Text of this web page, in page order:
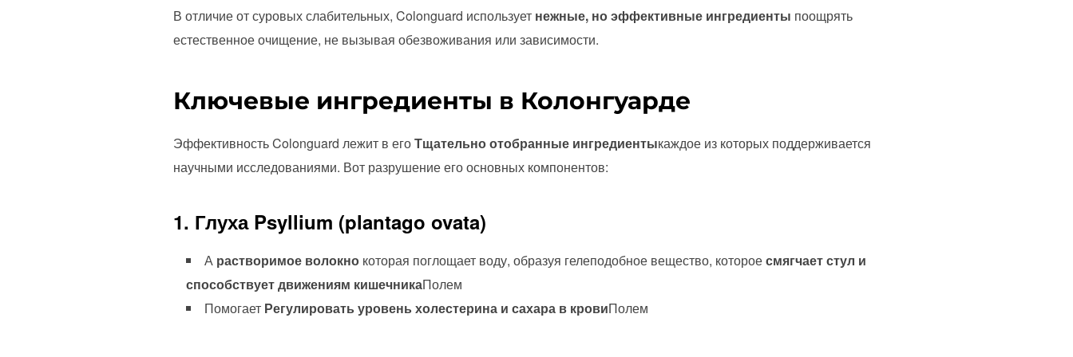
В отличие от суровых слабительных, Colonguard использует нежные, но эффективные ингредиенты поощрять
естественное очищение, не вызывая обезвоживания или зависимости.
Ключевые ингредиенты в Колонгуарде
Эффективность Colonguard лежит в егоТщательно отобранные ингредиентыкаждое из которых поддерживается
научными исследованиями. Вот разрушение его основных компонентов:
1. Глуха Psyllium (plantago ovata)
А растворимое волокно которая поглощает воду, образуя гелеподобное вещество, котороесмягчает стул и
способствует движениям кишечникаПолем
Помогает Регулировать уровень холестерина и сахара в кровиПолем